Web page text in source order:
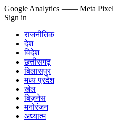
Google Analytics —— Meta Pixel
Sign in
राजनीतिक
देश
विदेश
छत्तीसगढ़
बिलासपुर
मध्य प्रदेश
खेल
बिज़नेस
मनोरंजन
अध्यात्म